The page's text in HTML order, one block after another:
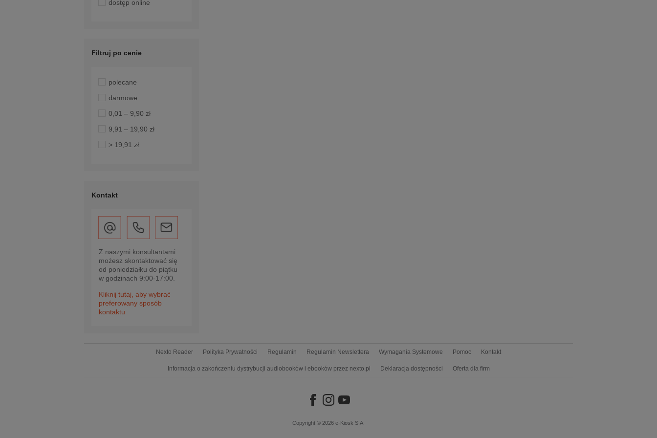
dostęp online
Filtruj po cenie
polecane
darmowe
0,01 – 9,90 zł
9,91 – 19,90 zł
> 19,91 zł
Kontakt
Z naszymi konsultantami
możesz skontaktować się
od poniedziałku do piątku
w godzinach 9:00-17:00.
Kliknij tutaj, aby wybrać
preferowany sposób
kontaktu
Nexto Reader Polityka Prywatności Regulamin Regulamin Newslettera Wymagania Systemowe Pomoc Kontakt
Informacja o zakończeniu dystrybucji audiobooków i ebooków przez nexto.pl Deklaracja dostępności Oferta dla firm
Copyright © 2026 e-Kiosk S.A.